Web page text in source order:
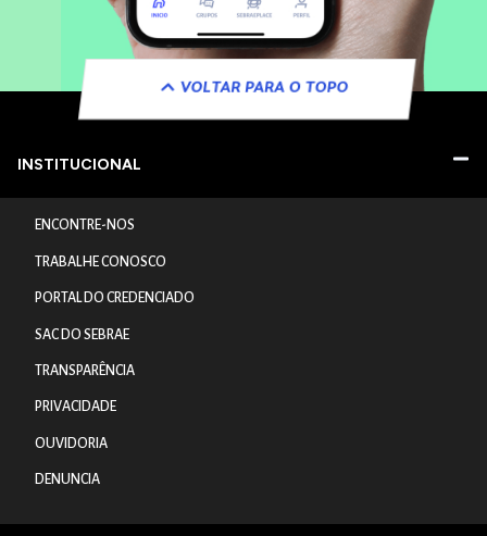
VOLTAR PARA O TOPO
INSTITUCIONAL
ENCONTRE-NOS
TRABALHE CONOSCO
PORTAL DO CREDENCIADO
SAC DO SEBRAE
TRANSPARÊNCIA
PRIVACIDADE
OUVIDORIA
DENUNCIA